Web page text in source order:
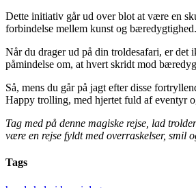
Dette initiativ går ud over blot at være en
forbindelse mellem kunst og
Når du drager ud på din troldesafari, er det
påmindelse om, at hvert skridt mod
Så, mens du går på jagt efter disse
Happy trolling, med hjertet fuld af eventyr
Tag med på denne magiske rejse, lad
være en rejse fyldt med overraskelser, smil
Tags